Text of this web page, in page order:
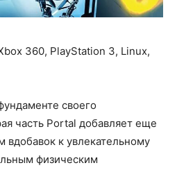
360, PlayStation 3, Linux,
своего
часть Portal добавляет еще
к увлекательному
физическим